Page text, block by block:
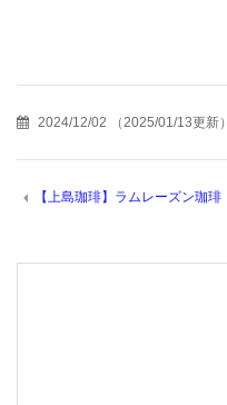
2024/12/02 （2025/01/13更新）
【上島珈琲】ラムレーズン珈琲